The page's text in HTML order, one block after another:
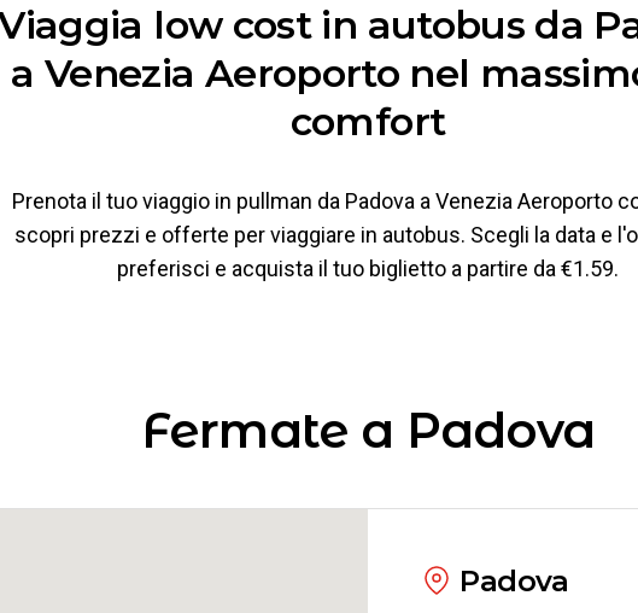
low cost in autobus da
a Venezia Aeroporto nel
comfort
Prenota il tuo viaggio in pullman da Padova a Venezia Aeroporto
scopri prezzi e offerte per viaggiare in autobus. Scegli la data e
preferisci e acquista il tuo biglietto a partire da €1.59.
Fermate a Padova
Padova